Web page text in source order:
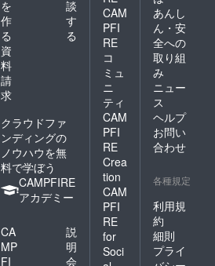
を
作
る
談
す
る
資
料
請
求
クラウドファ
ンディングの
ノウハウを無
料で学ぼう
CAMPFIRE
アカデミー
CA
MP
FI
説
明
会
CAM
PFI
RE
コ
ミュ
ニ
ティ
CAM
PFI
RE
Crea
tion
CAM
PFI
RE
for
Soci
あんし
ん・安
全への
取り組
み
ニュー
ス
ヘルプ
お問い
合わせ
各種規定
利用規
約
細則
プライ